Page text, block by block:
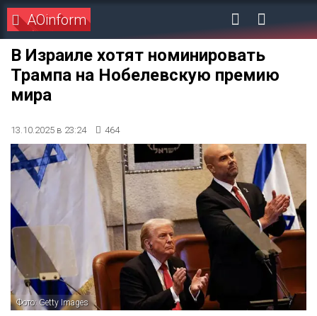
AOinform
В Израиле хотят номинировать
Трампа на Нобелевскую премию
мира
13.10.2025 в 23:24 464
Фото: Getty Images